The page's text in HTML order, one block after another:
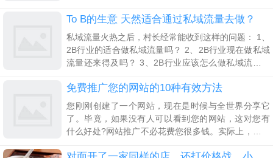
实也懂这个道理，但是大部分人的心理是，“我只要大
To B的生意 天然适合通过私域流量去做？
私域流量火热之后，村长经常能收到这样的问题： 1、
2B行业的适合做私域流量吗？ 2、2B行业现在做私域
流量还来得及吗？ 3、2B行业应该怎么做私域流量？
多，涉及到了音乐、教育、美妆等运营案例。
免费推广您的网站的10种有效方法
您刚刚创建了一个网站，现在是时候与全世界分享它
了。毕竟，如果没有人可以看到您的网站，这对您有
什么好处?网站推广不必花费您很多钱。实际上，它还